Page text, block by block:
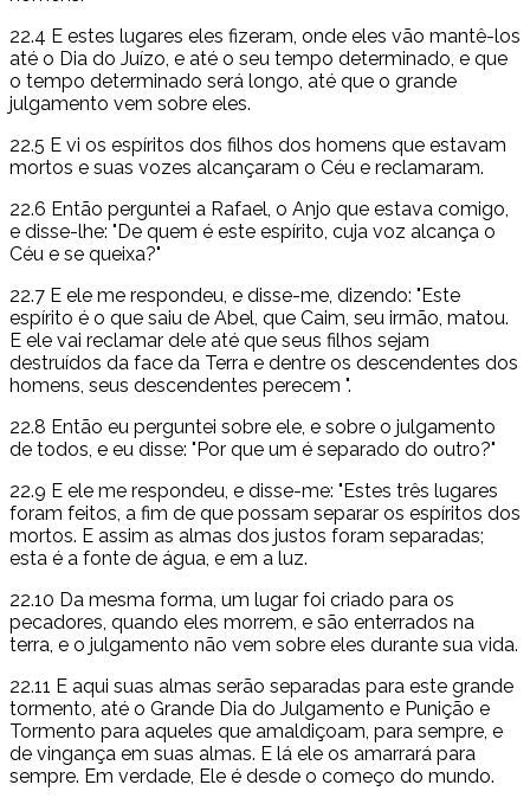
22.4 E estes lugares eles fizeram, onde eles vão mantê-los
até o Dia do Juízo, e até o seu tempo determinado, e que
o tempo determinado será longo, até que o grande
julgamento vem sobre eles.
22.5 E vi os espíritos dos filhos dos homens que estavam
mortos e suas vozes alcançaram o Céu e reclamaram.
22.6 Então perguntei a Rafael, o Anjo que estava comigo,
e disse-lhe: "De quem é este espírito, cuja voz alcança o
Céu e se queixa?"
22.7 E ele me respondeu, e disse-me, dizendo: "Este
espírito é o que saiu de Abel, que Caim, seu irmão, matou.
E ele vai reclamar dele até que seus filhos sejam
destruídos da face da Terra e dentre os descendentes dos
homens, seus descendentes perecem ".
22.8 Então eu perguntei sobre ele, e sobre o julgamento
de todos, e eu disse: "Por que um é separado do outro?"
22.9 E ele me respondeu, e disse-me: "Estes três lugares
foram feitos, a fim de que possam separar os espíritos dos
mortos. E assim as almas dos justos foram separadas;
esta é a fonte de água, e em a luz.
22.10 Da mesma forma, um lugar foi criado para os
pecadores, quando eles morrem, e são enterrados na
terra, e o julgamento não vem sobre eles durante sua vida.
22.11 E aqui suas almas serão separadas para este grande
tormento, até o Grande Dia do Julgamento e Punição e
Tormento para aqueles que amaldiçoam, para sempre, e
de vingança em suas almas. E lá ele os amarrará para
sempre. Em verdade, Ele é desde o começo do mundo.